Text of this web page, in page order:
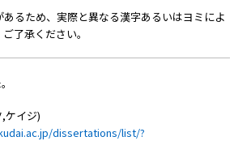
るため、実際と異なる漢字あるいはヨミによ
了承ください。
ケイジ)
dissertations/list/?